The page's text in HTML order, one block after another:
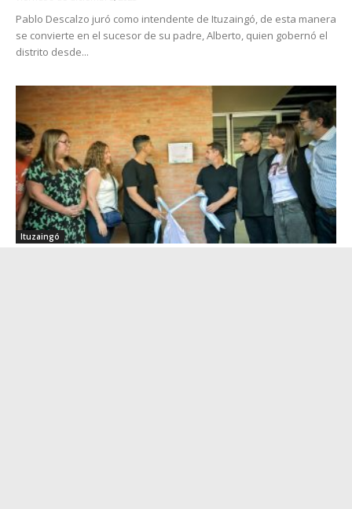
Pablo Descalzo juró como intendente de Ituzaingó, de esta manera
se convierte en el sucesor de su padre, Alberto, quien gobernó el
distrito desde...
Ituzaingó